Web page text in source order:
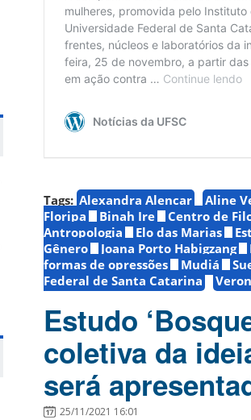
Tags: Alexandra Alencar Aline
Floripa
Binah Ire Centro de
Antropologia
Elo das Marias
Gênero
Joana Porto Habigzang
formas de opressões
Mudiá
Federal de Santa Catarina
Estudo
coletiva da
será
25/11/2021 16:01